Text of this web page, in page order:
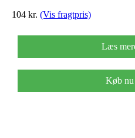
104 kr. (Vis fragtpris)
Læs
Køb nu